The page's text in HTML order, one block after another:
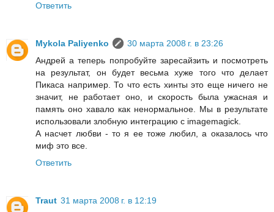
Ответить
Mykola Paliyenko
30 марта 2008 г. в 23:26
Андрей а теперь попробуйте заресайзить и посмотреть
на результат, он будет весьма хуже того что делает
Пикаса например. То что есть хинты это еще ничего не
значит, не работает оно, и скорость была ужасная и
память оно хавало как ненормальное. Мы в результате
использовали злобную интеграцию с imagemagick.
А насчет любви - то я ее тоже любил, а оказалось что
миф это все.
Ответить
Traut 31 марта 2008 г. в 12:19